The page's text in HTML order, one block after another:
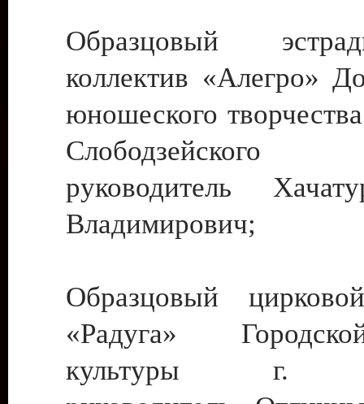
Образцовый
коллектив «Алегро»
юношеского
руководитель
Владимирович;
Образцовый
«Радуга»
культуры г.